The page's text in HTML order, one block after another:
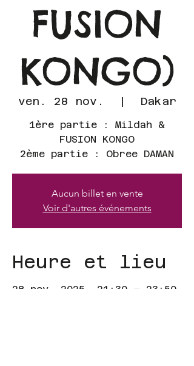
FUSION
KONGO)
ven. 28 nov.
  |
Dakar
1ère partie : Mildah &
FUSION KONGO
2ème partie : Obree DAMAN
Aucun billet en vente
Voir d'autres événements
Heure et lieu
28 nov. 2025, 21:30 – 23:50